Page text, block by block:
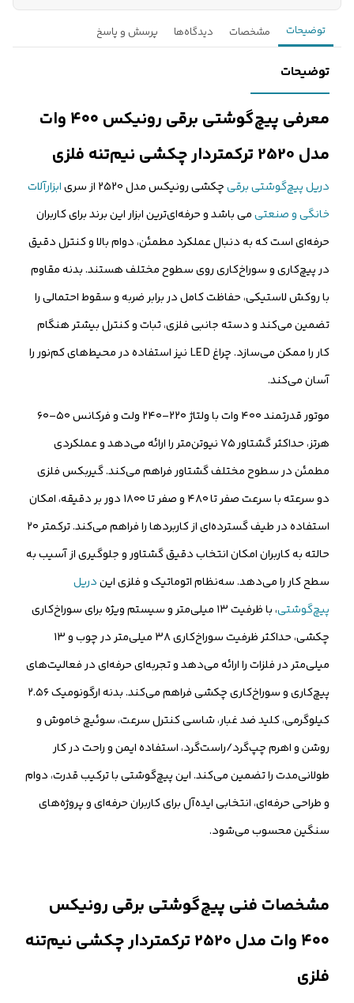
نام
کارشناسان فروش درباره «پیچ‌گوشتی برقی رونیکس ۴۰۰ وات مدل 2...» با
شما تماس می‌گیرند.
ثبت درخواست مشاوره رایگان
توضیحات مشخصات دیدگاه‌ها پرسش و پاسخ
توضیحات
معرفی پیچ‌گوشتی برقی رونیکس ۴۰۰ وات
مدل 2520 ترکمتردار چکشی نیم‌تنه فلزی
دریل پیچ‌گوشتی برقیچکشی رونیکس مدل 2520 از سری
ابزارآلات
خانگی و صنعتیمی باشد و حرفه‌ای‌ترین ابزار این برند برای کاربران
حرفه‌ای است که به دنبال عملکرد مطمئن، دوام بالا و کنترل دقیق
در پیچ‌کاری و سوراخ‌کاری روی سطوح مختلف هستند. بدنه مقاوم
با روکش لاستیکی، حفاظت کامل در برابر ضربه و سقوط احتمالی را
تضمین می‌کند و دسته جانبی فلزی، ثبات و کنترل بیشتر هنگام
کار را ممکن می‌سازد. چراغ LED نیز استفاده در محیط‌های کم‌نور را
آسان می‌کند.
موتور قدرتمند ۴۰۰ وات با ولتاژ ۲۲۰–۲۴۰ ولت و فرکانس ۵۰–۶۰
هرتز، حداکثر گشتاور ۷۵ نیوتن‌متر را ارائه می‌دهد و عملکردی
مطمئن در سطوح مختلف گشتاور فراهم می‌کند. گیربکس فلزی
دو سرعته با سرعت صفر تا ۴۸۰ و صفر تا ۱۸۰۰ دور بر دقیقه، امکان
استفاده در طیف گسترده‌ای از کاربردها را فراهم می‌کند. ترکمتر ۲۰
حالته به کاربران امکان انتخاب دقیق گشتاور و جلوگیری از آسیب به
سطح کار را می‌دهد. سه‌نظام اتوماتیک و فلزی ایندریل
پیچ‌گوشتی
، با ظرفیت ۱۳ میلی‌متر و سیستم ویژه برای سوراخ‌کاری
چکشی، حداکثر ظرفیت سوراخ‌کاری ۳۸ میلی‌متر در چوب و ۱۳
میلی‌متر در فلزات را ارائه می‌دهد و تجربه‌ای حرفه‌ای در فعالیت‌های
پیچ‌کاری و سوراخ‌کاری چکشی فراهم می‌کند. بدنه ارگونومیک ۲.۵۶
کیلوگرمی، کلید ضد غبار، شاسی کنترل سرعت، سوئیچ خاموش و
روشن و اهرم چپ‌گرد/راست‌گرد، استفاده ایمن و راحت در کار
طولانی‌مدت را تضمین می‌کند. این پیچ‌گوشتی با ترکیب قدرت، دوام
و طراحی حرفه‌ای، انتخابی ایده‌آل برای کاربران حرفه‌ای و پروژه‌های
سنگین محسوب می‌شود.
مشخصات فنی پیچ‌گوشتی برقی رونیکس
۴۰۰ وات مدل 2520 ترکمتردار چکشی نیم‌تنه
فلزی